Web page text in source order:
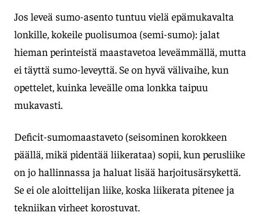
Jos leveä sumo-asento tuntuu vielä epämukavalta
lonkille, kokeile puolisumoa (semi-sumo): jalat
hieman perinteistä maastavetoa leveämmällä, mutta
ei täyttä sumo-leveyttä. Se on hyvä välivaihe, kun
opettelet, kuinka leveälle oma lonkka taipuu
mukavasti.
Deficit-sumomaastaveto (seisominen korokkeen
päällä, mikä pidentää liikerataa) sopii, kun perusliike
on jo hallinnassa ja haluat lisää harjoitusärsykettä.
Se ei ole aloittelijan liike, koska liikerata pitenee ja
tekniikan virheet korostuvat.